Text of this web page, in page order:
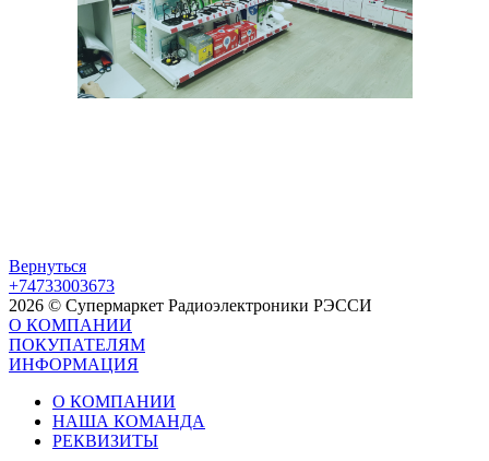
Вернуться
+74733003673
2026 © Супермаркет Радиоэлектроники РЭССИ
О КОМПАНИИ
ПОКУПАТЕЛЯМ
ИНФОРМАЦИЯ
О КОМПАНИИ
НАША КОМАНДА
РЕКВИЗИТЫ